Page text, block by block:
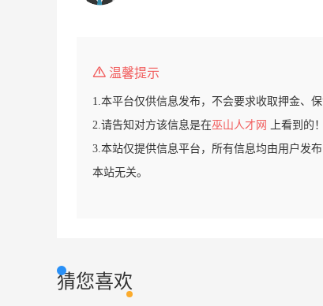
温馨提示
1.本平台仅供信息发布，不会要求收取押金、
2.请告知对方该信息是在巫山人才网
上看到的！
3.本站仅提供信息平台，所有信息均由用户发
本站无关。
猜您喜欢